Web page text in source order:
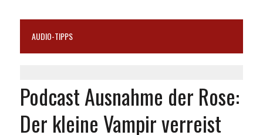
AUDIO-TIPPS
Podcast Ausnahme der Rose:
Der kleine Vampir verreist